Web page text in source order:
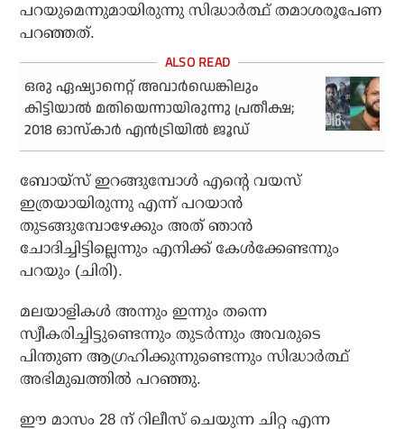
പറയുമെന്നുമായിരുന്നു സിദ്ധാര്‍ത്ഥ് തമാശരൂപേണ
പറഞ്ഞത്.
ഒരു ഏഷ്യാനെറ്റ് അവാര്‍ഡെങ്കിലും
കിട്ടിയാല്‍ മതിയെന്നായിരുന്നു പ്രതീക്ഷ;
2018 ഓസ്‌കാര്‍ എന്‍ട്രിയില്‍ ജൂഡ്
ബോയ്‌സ് ഇറങ്ങുമ്പോള്‍ എന്റെ വയസ്
ഇത്രയായിരുന്നു എന്ന് പറയാന്‍
തുടങ്ങുമ്പോഴേക്കും അത് ഞാന്‍
ചോദിച്ചിട്ടില്ലെന്നും എനിക്ക് കേള്‍ക്കേണ്ടന്നും
പറയും (ചിരി).
മലയാളികള്‍ അന്നും ഇന്നും തന്നെ
സ്വീകരിച്ചിട്ടുണ്ടെന്നും തുടര്‍ന്നും അവരുടെ
പിന്തുണ ആഗ്രഹിക്കുന്നുണ്ടെന്നും സിദ്ധാര്‍ത്ഥ്
അഭിമുഖത്തില്‍ പറഞ്ഞു.
ഈ മാസം 28 ന് റിലീസ് ചെയുന്ന ചിറ്റ എന്ന